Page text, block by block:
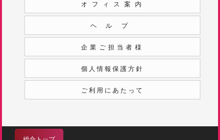
オフィス案内
ヘルプ
企業ご担当者様
個人情報保護方針
ご利用にあたって